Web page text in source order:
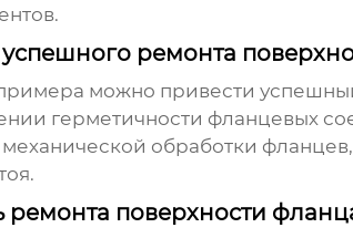
ремонта
можно привести
герметичности фланцевых
обработки
ремонта поверхности